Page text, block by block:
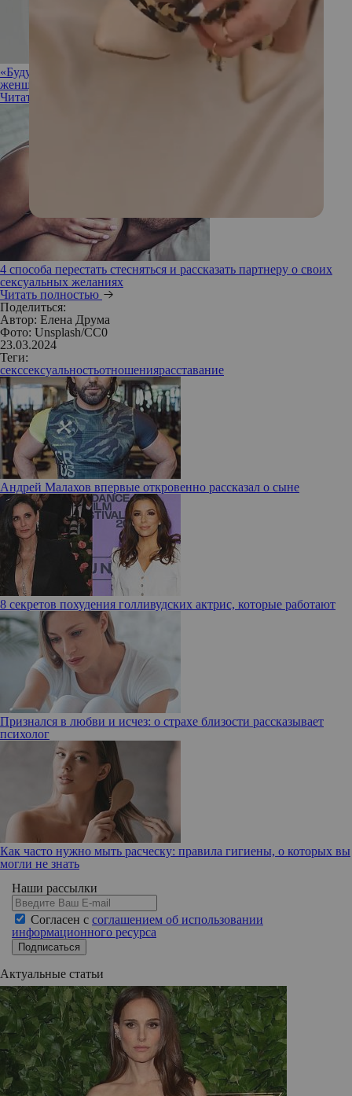
«Будут шею сворачивать»: Михаил Лабковский описал
женщину, от которой мужчины всегда без ума
Читать полностью
4 способа перестать стесняться и рассказать партнеру о своих
сексуальных желаниях
Читать полностью
Поделиться:
Автор: Елена Друма
Фото: Unsplash/СС0
23.03.2024
Теги:
секссексуальностьотношениярасставание
Андрей Малахов впервые откровенно рассказал о сыне
8 секретов похудения голливудских актрис, которые работают
Признался в любви и исчез: о страхе близости рассказывает
психолог
Как часто нужно мыть расческу: правила гигиены, о которых вы
могли не знать
Наши рассылки
Согласен с соглашением об использовании
информационного ресурса
Подписаться
Актуальные статьи